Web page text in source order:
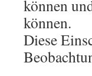
können
können.
Diese